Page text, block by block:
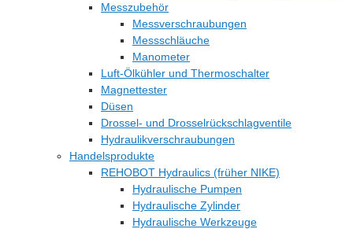
Messzubehör
Messverschraubungen
Messschläuche
Manometer
Luft-Ölkühler und Thermoschalter
Magnettester
Düsen
Drossel- und Drosselrückschlagventile
Hydraulikverschraubungen
Handelsprodukte
REHOBOT Hydraulics (früher NIKE)
Hydraulische Pumpen
Hydraulische Zylinder
Hydraulische Werkzeuge